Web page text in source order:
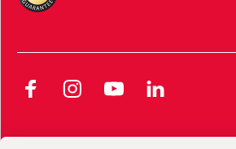
FacebookInstagramYouTubeLinkedIn